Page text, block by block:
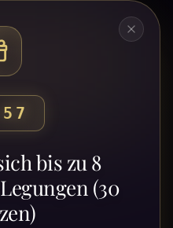
bis zu 8
(30
Weg zu
von